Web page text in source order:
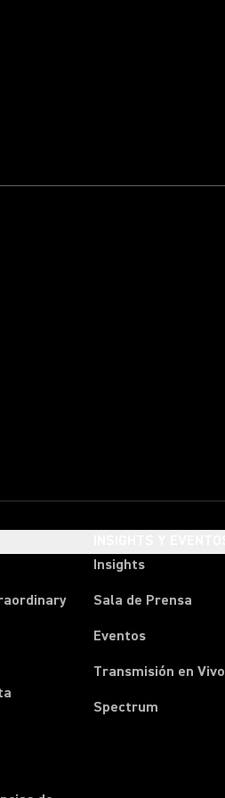
Insights
Sala de Prensa
Eventos
Transmisión en Vivo
Spectrum